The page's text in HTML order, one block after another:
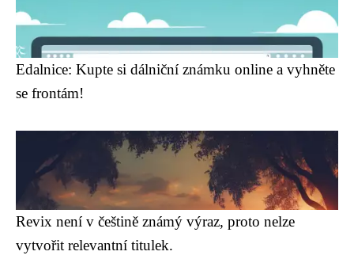
Edalnice: Kupte si dálniční známku online a vyhněte
se frontám!
Revix není v češtině známý výraz, proto nelze
vytvořit relevantní titulek.